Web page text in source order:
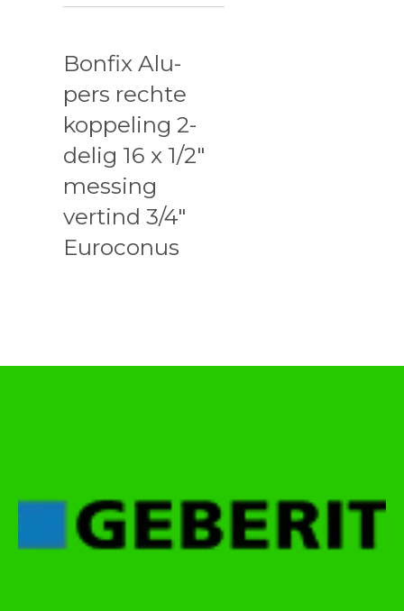
Bonfix Alu-
pers rechte
koppeling 2-
delig 16 x 1/2"
messing
vertind 3/4"
Euroconus